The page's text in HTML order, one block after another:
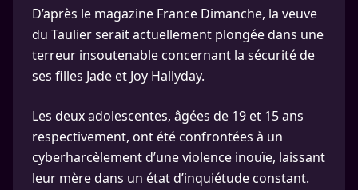
D’après le magazine France Dimanche, la veuve
du Taulier serait actuellement plongée dans une
terreur insoutenable concernant la sécurité de
ses filles Jade et Joy Hallyday.
Les deux adolescentes, âgées de 19 et 15 ans
respectivement, ont été confrontées à un
cyberharcèlement d’une violence inouïe, laissant
leur mère dans un état d’inquiétude constant.